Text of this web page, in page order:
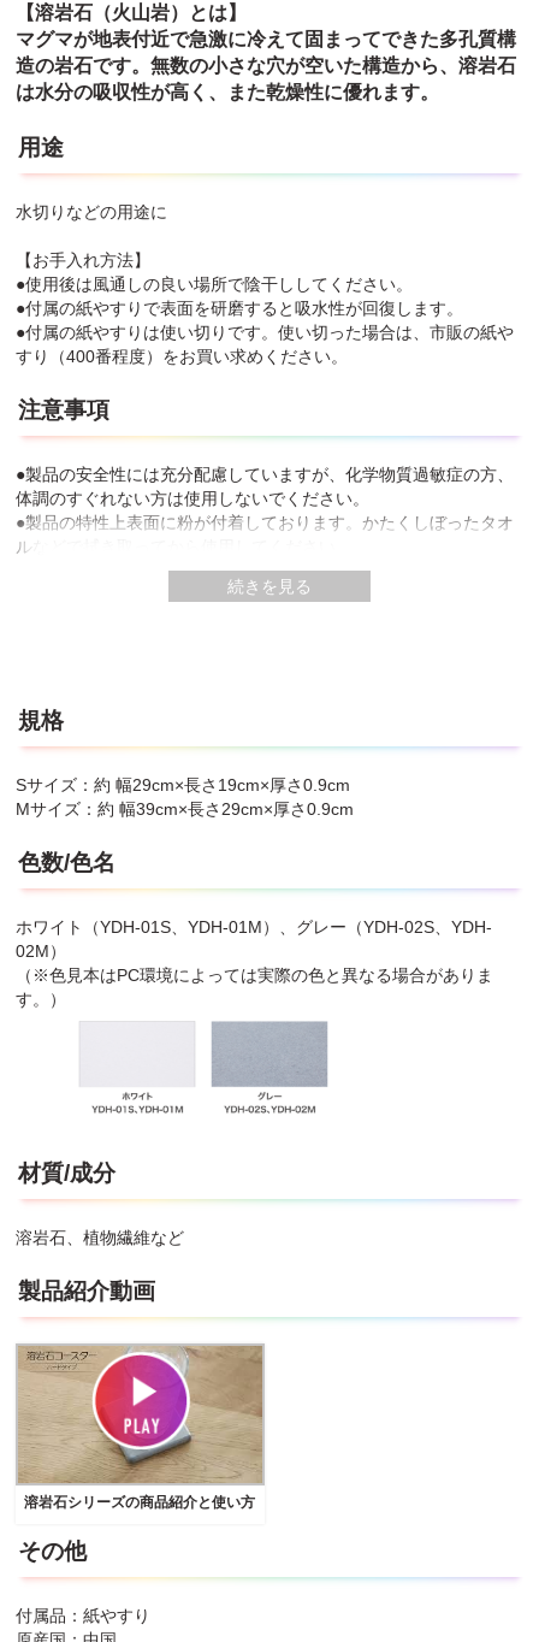
【溶岩石（火山岩）とは】
マグマが地表付近で急激に冷えて固まってできた多孔質構
造の岩石です。無数の小さな穴が空いた構造から、溶岩石
は水分の吸収性が高く、また乾燥性に優れます。
用途
水切りなどの用途に
【お手入れ方法】
●使用後は風通しの良い場所で陰干ししてください。
●付属の紙やすりで表面を研磨すると吸水性が回復します。
●付属の紙やすりは使い切りです。使い切った場合は、市販の紙や
すり（400番程度）をお買い求めください。
注意事項
●製品の安全性には充分配慮していますが、化学物質過敏症の方、
体調のすぐれない方は使用しないでください。
●製品の特性上表面に粉が付着しております。かたくしぼったタオ
ルなどで拭き取ってから使用してください。
●原材料の特性上、色ムラ、シミ、斑点、キズなどがついている場
合がありますが、品質には問題ありません。
表面を軽く研磨すると効果が回復します。
●表示の用途以外には使用しないでください。
●本品はより良い製品を目指し、予告なく製品の仕様、デザインを
続きを見る
規格
Sサイズ：約 幅29cm×長さ19cm×厚さ0.9cm
Mサイズ：約 幅39cm×長さ29cm×厚さ0.9cm
色数/色名
ホワイト（YDH-01S、YDH-01M）、グレー（YDH-02S、YDH-
02M）
（※色見本はPC環境によっては実際の色と異なる場合がありま
す。）
材質/成分
溶岩石、植物繊維など
製品紹介動画
溶岩石シリーズの商品紹介と使い方
その他
付属品：紙やすり